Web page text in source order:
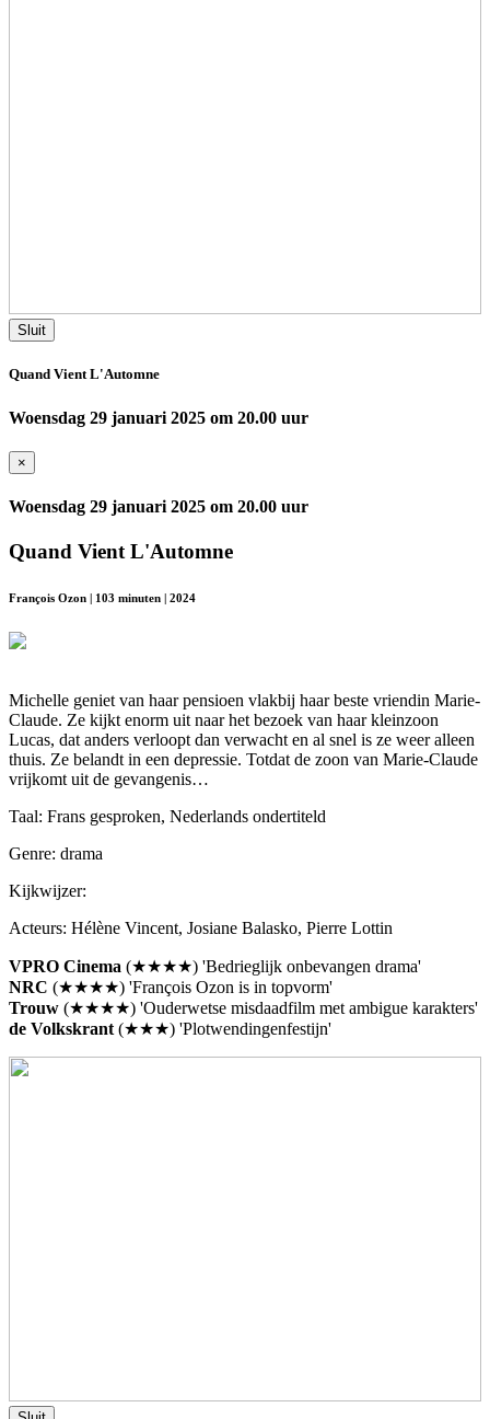
Sluit
Quand Vient L'Automne
Woensdag 29 januari 2025 om 20.00 uur
×
Woensdag 29 januari 2025 om 20.00 uur
Quand Vient L'Automne
François Ozon | 103 minuten | 2024
Michelle geniet van haar pensioen vlakbij haar beste vriendin Marie-
Claude. Ze kijkt enorm uit naar het bezoek van haar kleinzoon
Lucas, dat anders verloopt dan verwacht en al snel is ze weer alleen
thuis. Ze belandt in een depressie. Totdat de zoon van Marie-Claude
vrijkomt uit de gevangenis…
Taal: Frans gesproken, Nederlands ondertiteld
Genre: drama
Kijkwijzer:
Acteurs: Hélène Vincent, Josiane Balasko, Pierre Lottin
VPRO Cinema (★★★★) 'Bedrieglijk onbevangen drama'
NRC (★★★★) 'François Ozon is in topvorm'
Trouw (★★★★) 'Ouderwetse misdaadfilm met ambigue karakters'
de Volkskrant (★★★) 'Plotwendingenfestijn'